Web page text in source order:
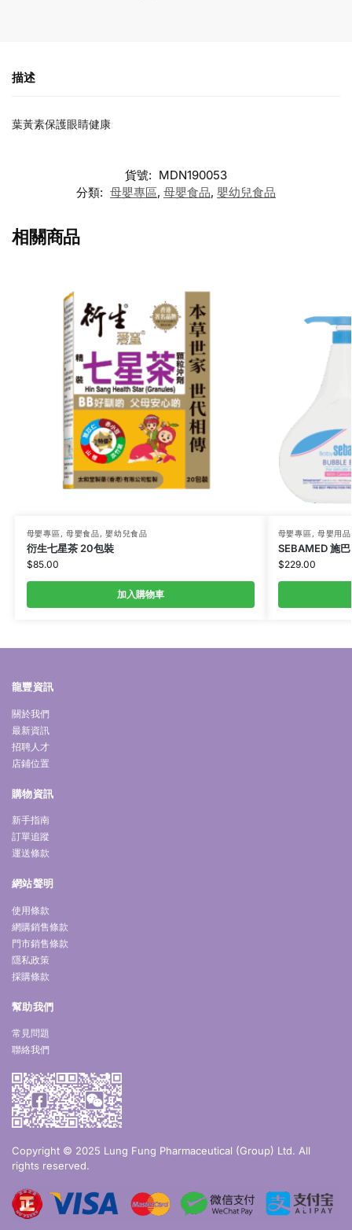
描述
葉黃素保護眼睛健康
貨號: MDN190053
分類: 母嬰專區, 母嬰食品, 嬰幼兒食品
相關商品
母嬰專區, 母嬰食品,嬰幼兒食品
衍生七星茶 20包裝
$85.00
加入購物車
母嬰專區, 母嬰用品
SEBAMED 施
$229.00
龍豐資訊
關於我們
最新資訊
招聘人才
店鋪位置
購物資訊
新手指南
訂單追蹤
運送條款
網站聲明
使用條款
網購銷售條款
門市銷售條款
隱私政策
採購條款
幫助我們
常見問題
聯絡我們
Copyright © 2025 Lung Fung Pharmaceutical (Group) Ltd. All
rights reserved.